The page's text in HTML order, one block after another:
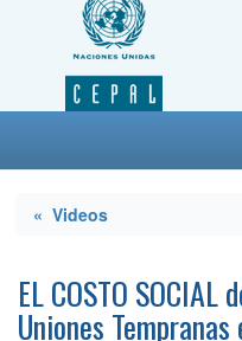
« Videos
EL COSTO SOCIAL
Uniones